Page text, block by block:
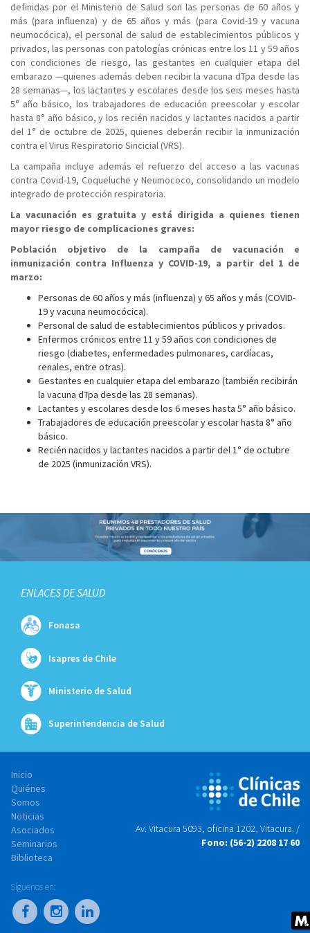
definidas por el Ministerio de Salud son las personas de 60 años y
más (para influenza) y de 65 años y más (para Covid-19 y vacuna
neumocócica), el personal de salud de establecimientos públicos y
privados, las personas con patologías crónicas entre los 11 y 59 años
con condiciones de riesgo, las gestantes en cualquier etapa del
embarazo —quienes además deben recibir la vacuna dTpa desde las
28 semanas—, los lactantes y escolares desde los seis meses hasta
5° año básico, los trabajadores de educación preescolar y escolar
hasta 8° año básico, y los recién nacidos y lactantes nacidos a partir
del 1° de octubre de 2025, quienes deberán recibir la inmunización
contra el Virus Respiratorio Sincicial (VRS).
La campaña incluye además el refuerzo del acceso a las vacunas
contra Covid-19, Coqueluche y Neumococo, consolidando un modelo
integrado de protección respiratoria.
La vacunación es gratuita y está dirigida a quienes tienen
mayor riesgo de complicaciones graves:
Población objetivo de la campaña de vacunación e
inmunización contra Influenza y COVID-19, a partir del 1 de
marzo:
Personas de 60 años y más (influenza) y 65 años y más (COVID-
19 y vacuna neumocócica).
Personal de salud de establecimientos públicos y privados.
Enfermos crónicos entre 11 y 59 años con condiciones de
riesgo (diabetes, enfermedades pulmonares, cardíacas,
renales, entre otras).
Gestantes en cualquier etapa del embarazo (también recibirán
la vacuna dTpa desde las 28 semanas).
Lactantes y escolares desde los 6 meses hasta 5° año básico.
Trabajadores de educación preescolar y escolar hasta 8° año
básico.
Recién nacidos y lactantes nacidos a partir del 1° de octubre
de 2025 (inmunización VRS).
ENLACES DE SALUD
Fonasa
Isapres de Chile
Ministerio de Salud
Superintendencia de Salud
Inicio
Quiénes
Somos
Noticias
Asociados
Seminarios
Biblioteca
Av. Vitacura 5093, oficina 1202, Vitacura. /
Fono: (56-2) 2208 17 60
Síguenos en: